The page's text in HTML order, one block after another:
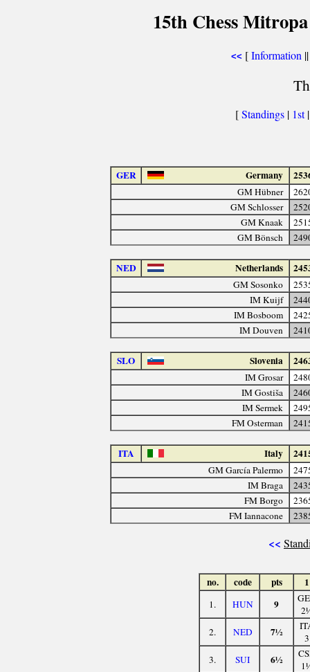
15th Chess
<< [Information
[Standings | 1st
GER Germany
GM Hübner
GM Schlosser
GM Knaak
GM Bönsch
NED Netherlands
GM Sosonko
IM Kuijf
IM Bosboom
IM Douven
SLO Slovenia
IM Grosar
IM Gostiša
IM Sermek
FM Osterman
ITA Italy
GM García Palermo
IM Braga
FM Borgo
FM Iannacone
<<
no. code pts 1
1. HUN 9
2.
NED 7½
3
3.
SUI 6½